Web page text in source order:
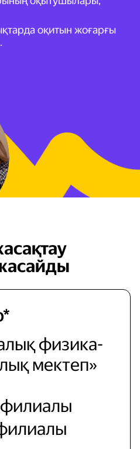
оқитын жоғарғы
физика-
мектеп»